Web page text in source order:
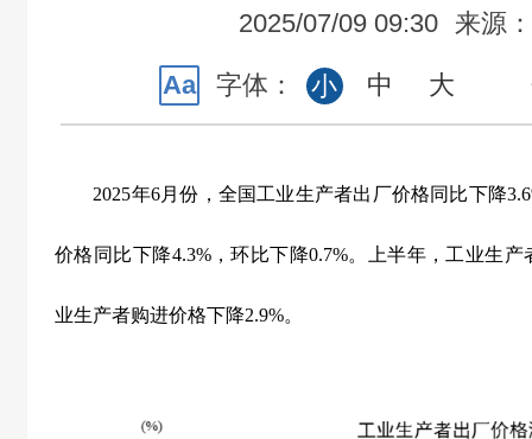
2025/07/09 09:30 来源
Aa 字体： 小 中 大
2025年6月份，全国工业生产者出厂价格同比下降
价格同比下降4.3%，环比下降0.7%。上半年，工业生
业生产者购进价格下降2.9%。